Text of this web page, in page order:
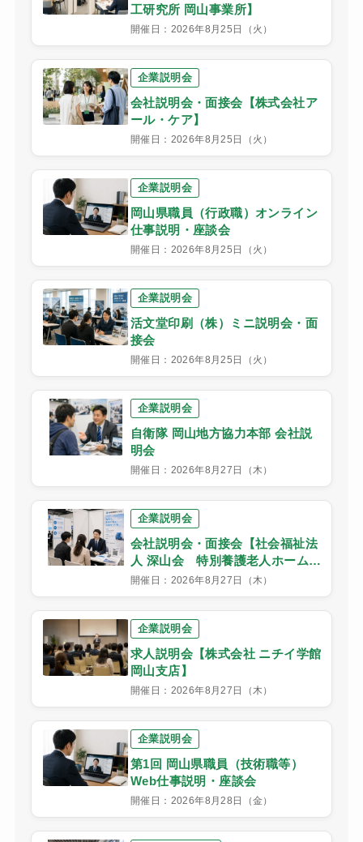
工研究所 岡山事業所】
開催日：2026年8月25日（火）
企業説明会
会社説明会・面接会【株式会社ア
ール・ケア】
開催日：2026年8月25日（火）
企業説明会
岡山県職員（行政職）オンライン
仕事説明・座談会
開催日：2026年8月25日（火）
企業説明会
活文堂印刷（株）ミニ説明会・面
接会
開催日：2026年8月25日（火）
企業説明会
自衛隊 岡山地方協力本部 会社説
明会
開催日：2026年8月27日（木）
企業説明会
会社説明会・面接会【社会福祉法
人 深山会 特別養護老人ホームい
こい荘】
開催日：2026年8月27日（木）
企業説明会
求人説明会【株式会社 ニチイ学館
岡山支店】
開催日：2026年8月27日（木）
企業説明会
第1回 岡山県職員（技術職等）
Web仕事説明・座談会
開催日：2026年8月28日（金）